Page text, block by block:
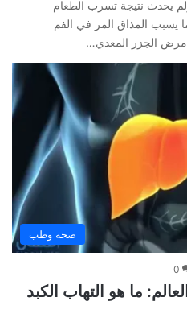
يحدث نتيجة تسرب الطعام
يسبب المذاق المر في الفم
مرض الجزر المعدي…
صحة وطب
0
77 حول العالم: ما هو التهاب الكبد